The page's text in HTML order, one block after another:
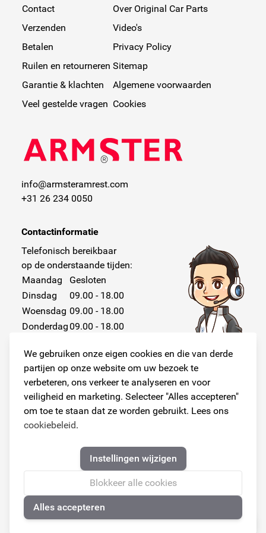
We gebruiken onze eigen cookies en die van derde
partijen op onze website om uw bezoek te
verbeteren, ons verkeer te analyseren en voor
veiligheid en marketing. Selecteer "Alles accepteren"
om toe te staan dat ze worden gebruikt. Lees ons
cookiebeleid.
Instellingen wijzigen
Blokkeer alle cookies
Alles accepteren
Contact
Verzenden
Betalen
Ruilen en retourneren
Garantie & klachten
Veel gestelde vragen
Over Original Car Parts
Video's
Privacy Policy
Sitemap
Algemene voorwaarden
Cookies
info@armsteramrest.com
+31 26 234 0050
Contactinformatie
Telefonisch bereikbaar
op de onderstaande tijden:
Maandag
Gesloten
Dinsdag
09.00 - 18.00
Woensdag 09.00 - 18.00
Donderdag 09.00 - 18.00
Zaterdag
Gesloten
Zondag
Gesloten
Volg ons!
Armster Alle rechten voorbehouden
🍪